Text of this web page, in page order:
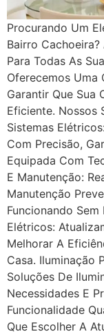
Procurando Um
Bairro
Para Todas As
Oferecemos Uma
Garantir Que Sua
Eficiente. Nossos
Sistemas
Com Precisão,
Equipada Com
E Manutenção:
Manutenção
Funcionando
Elétricos:
Melhorar A
Casa. Iluminação
Soluções De
Necessidades E
Funcionalidade
Que Escolher A